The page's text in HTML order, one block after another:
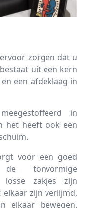
zorgen dat u
uit een kern
een afdeklaag in
in
het heeft ook een
voor een goed
de tonvormige
losse zakjes zijn
zijn verlijmd,
elkaar bewegen.